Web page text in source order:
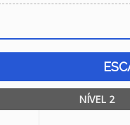
NÍVEL 2